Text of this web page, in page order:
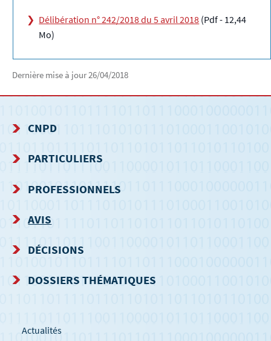
Délibération n° 242/2018 du 5 avril 2018 (Pdf - 12,44
Mo)
Dernière mise à jour26/04/2018
MENU
DE
NAVIGATION
CNPD
PARTICULIERS
PROFESSIONNELS
AVIS
DÉCISIONS
DOSSIERS THÉMATIQUES
Actualités